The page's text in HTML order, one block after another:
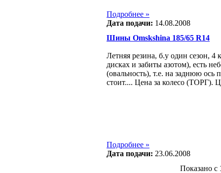
Подробнее »
Дата подачи: 14.08.2008
Шины Omskshina 185/65 R14
Летняя резина, б.у один сезон, 4
дисках и забиты азотом), есть
(овальность), т.е. на заднюю ось
стоит.... Цена за колесо (ТОРГ).
Подробнее »
Дата подачи: 23.06.2008
Показано с